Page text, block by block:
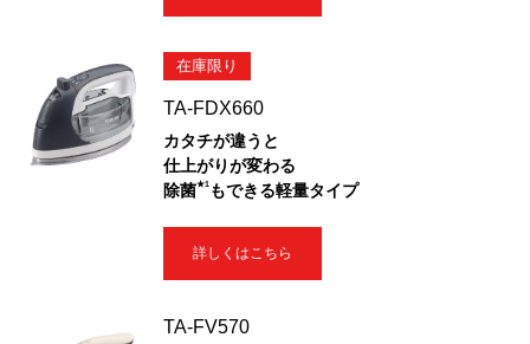
在庫限り
TA-FDX660
カタチが違うと
仕上がりが変わる
除菌★1 もできる軽量タイプ
詳しくはこちら
TA-FV570